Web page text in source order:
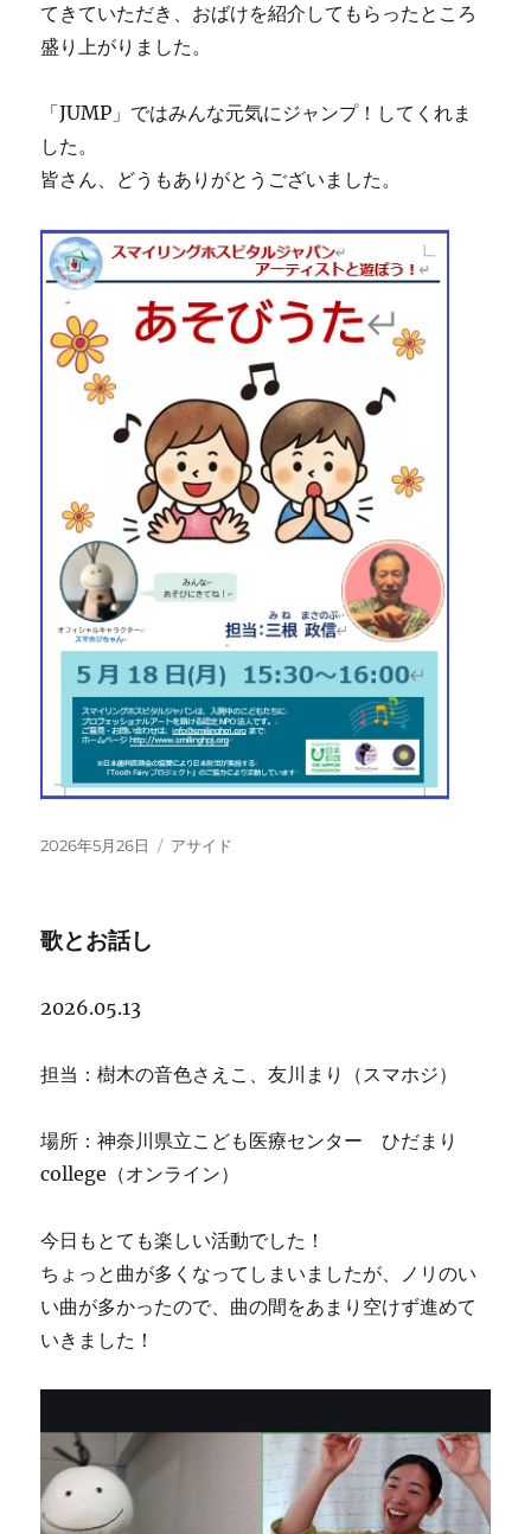
てきていただき、おばけを紹介してもらったところ
盛り上がりました。
「JUMP」ではみんな元気にジャンプ！してくれま
した。
皆さん、どうもありがとうございました。
投
2026年5月26日
フ
アサイド
歌とお話し
2026.05.13
担当：樹木の音色さえこ、友川まり（スマホジ）
場所：神奈川県立こども医療センター ひだまり
college（オンライン）
今日もとても楽しい活動でした！
ちょっと曲が多くなってしまいましたが、ノリのい
い曲が多かったので、曲の間をあまり空けず進めて
いきました！